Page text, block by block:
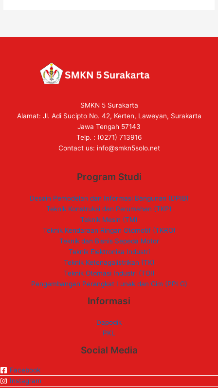
SMKN 5 Surakarta
Alamat: Jl. Adi Sucipto No. 42, Kerten, Laweyan, Surakarta
Jawa Tengah 57143
Telp. : (0271) 713916
Contact us: info@smkn5solo.net
Program Studi
Desain Pemodelan dan Informasi Bangunan (DPIB)
Teknik Konstruksi dan Perumahan (TKP)
Teknik Mesin (TM)
Teknik Kendaraan Ringan Otomotif (TKRO)
Teknik dan Bisnis Sepeda Motor
Teknik Elektronika Industri
Teknik Ketenagalistrikan (TK)
Teknik Otomasi Industri (TOI)
Pengembangan Perangkat Lunak dan Gim (PPLG)
Informasi
Dapodik
PKL
Social Media
Facebook
Instagram